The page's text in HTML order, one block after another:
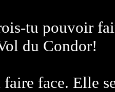
tu pouvoir
du Condor!
face. Elle